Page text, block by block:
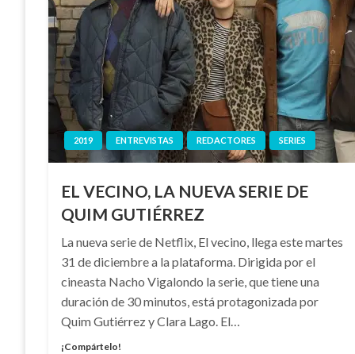
2019 ENTREVISTAS REDACTORES SERIES
EL VECINO, LA NUEVA SERIE DE
QUIM GUTIÉRREZ
La nueva serie de Netflix, El vecino, llega este martes
31 de diciembre a la plataforma. Dirigida por el
cineasta Nacho Vigalondo la serie, que tiene una
duración de 30 minutos, está protagonizada por
Quim Gutiérrez y Clara Lago. El…
¡Compártelo!